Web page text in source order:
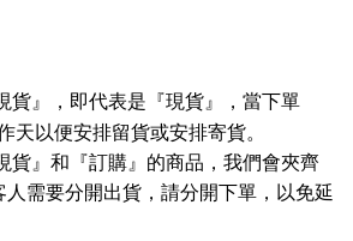
貨』，即代表是『現貨』，當下單
天以便安排留貨或安排寄貨。
貨』和『訂購』的商品，我們會夾齊
需要分開出貨，請分開下單，以免延